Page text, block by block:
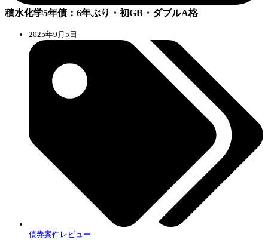
積水化学5年債：6年ぶり・初GB・ダブルA格
2025年9月5日
債券案件レビュー